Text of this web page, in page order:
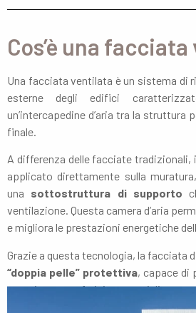
Cos’è una
Una facciata ventilata è un sistema di
esterne degli edifici
un’intercapedine d’aria tra la
finale.
A differenza delle facciate
applicato direttamente sulla
una sottostruttura di supporto
ventilazione. Questa camera d’aria
e migliora le prestazioni energetiche
Grazie a questa tecnologia, la facciata
“doppia pelle” protettiva, capace di
agenti atmosferici e migliorare